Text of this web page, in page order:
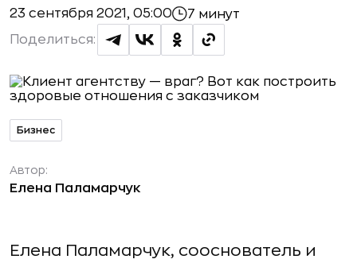
23 сентября 2021, 05:00 7 минут
Поделиться:
Бизнес
Автор:
Елена Паламарчук
Елена Паламарчук, сооснователь и